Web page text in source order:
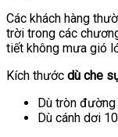
Các khách hàng
trời trong các
tiết không mưa gió
Kích thước dù che
Dù tròn
Dù cánh dơi